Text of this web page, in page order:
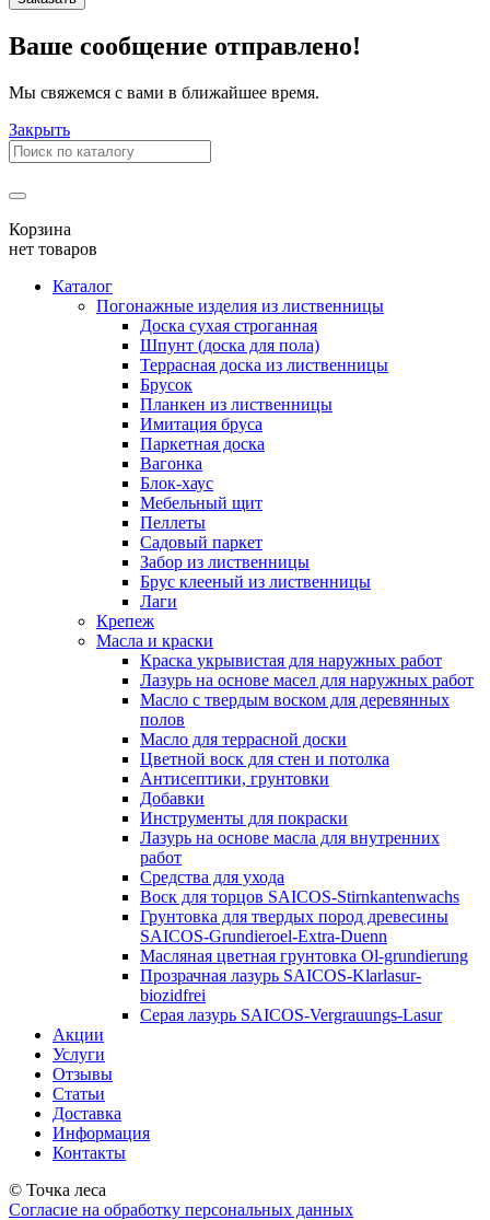
Ваше сообщение отправлено!
Мы свяжемся с вами в ближайшее время.
Закрыть
Корзина
нет товаров
Каталог
Погонажные изделия из лиственницы
Доска сухая строганная
Шпунт (доска для пола)
Террасная доска из лиственницы
Брусок
Планкен из лиственницы
Имитация бруса
Паркетная доска
Вагонка
Блок-хаус
Мебельный щит
Пеллеты
Садовый паркет
Забор из лиственницы
Брус клееный из лиственницы
Лаги
Крепеж
Масла и краски
Краска укрывистая для наружных работ
Лазурь на основе масел для наружных работ
Масло с твердым воском для деревянных
полов
Масло для террасной доски
Цветной воск для стен и потолка
Антисептики, грунтовки
Добавки
Инструменты для покраски
Лазурь на основе масла для внутренних
работ
Средства для ухода
Воск для торцов SAICOS-Stirnkantenwachs
Грунтовка для твердых пород древесины
SAICOS-Grundieroel-Extra-Duenn
Масляная цветная грунтовка Ol-grundierung
Прозрачная лазурь SAICOS-Klarlasur-
biozidfrei
Серая лазурь SAICOS-Vergrauungs-Lasur
Акции
Услуги
Отзывы
Статьи
Доставка
Информация
Контакты
© Точка леса
Согласие на обработку персональных данных